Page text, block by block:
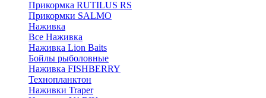
Прикормка RUTILUS RS
Прикормки SALMO
Наживка
Все Наживка
Наживка Lion Baits
Бойлы рыболовные
Наживка FISHBERRY
Технопланктон
Наживки Traper